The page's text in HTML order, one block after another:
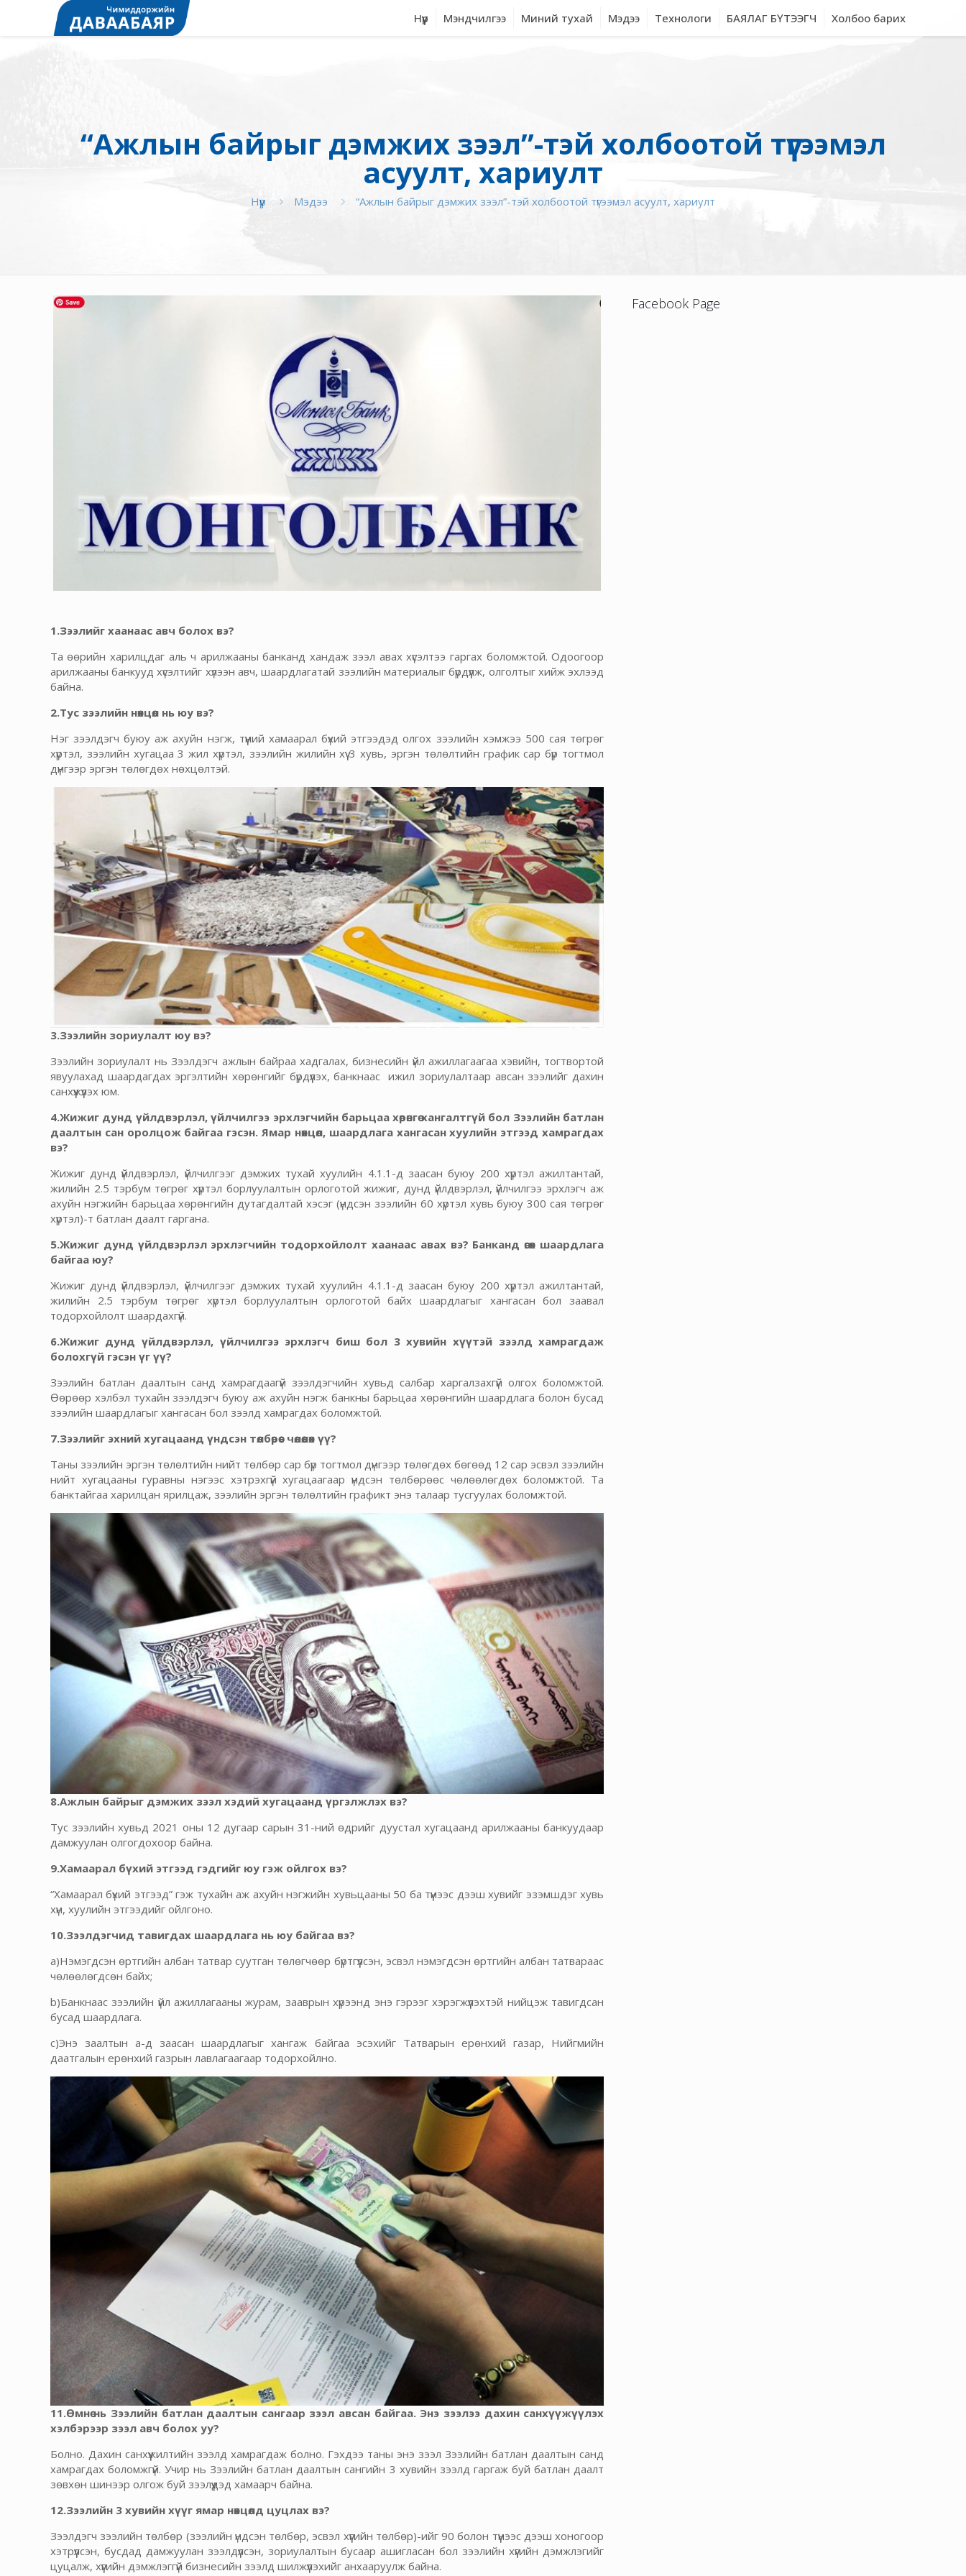
Нүүр Мэндчилгээ Миний тухай Мэдээ Технологи БАЯЛАГ БҮТЭЭГЧ Холбоо барих
“Ажлын байрыг дэмжих зээл”-тэй холбоотой түгээмэл
асуулт, хариулт
Нүүр Мэдээ “Ажлын байрыг дэмжих зээл”-тэй холбоотой түгээмэл асуулт, хариулт
1.Зээлийг хаанаас авч болох вэ?
Та өөрийн харилцдаг аль ч арилжааны банканд хандаж зээл авах хүсэлтээ гаргах боломжтой. Одоогоор
арилжааны банкууд хүсэлтийг хүлээн авч, шаардлагатай зээлийн материалыг бүрдүүлж, олголтыг хийж эхлээд
байна.
2.Тус зээлийн нөхцөл нь юу вэ?
Нэг зээлдэгч буюу аж ахуйн нэгж, түүний хамаарал бүхий этгээдэд олгох зээлийн хэмжээ 500 сая төгрөг
хүртэл, зээлийн хугацаа 3 жил хүртэл, зээлийн жилийн хүү 3 хувь, эргэн төлөлтийн график сар бүр тогтмол
дүнгээр эргэн төлөгдөх нөхцөлтэй.
3.Зээлийн зориулалт юу вэ?
Зээлийн зориулалт нь Зээлдэгч ажлын байраа хадгалах, бизнесийн үйл ажиллагаагаа хэвийн, тогтвортой
явуулахад шаардагдах эргэлтийн хөрөнгийг бүрдүүлэх, банкнаас ижил зориулалтаар авсан зээлийг дахин
санхүүжүүлэх юм.
4.Жижиг дунд үйлдвэрлэл, үйлчилгээ эрхлэгчийн барьцаа хөрөнгө хангалтгүй бол Зээлийн батлан
даалтын сан оролцож байгаа гэсэн. Ямар нөхцөл, шаардлага хангасан хуулийн этгээд хамрагдах
вэ?
Жижиг дунд үйлдвэрлэл, үйлчилгээг дэмжих тухай хуулийн 4.1.1-д заасан буюу 200 хүртэл ажилтантай,
жилийн 2.5 тэрбум төгрөг хүртэл борлуулалтын орлоготой жижиг, дунд үйлдвэрлэл, үйлчилгээ эрхлэгч аж
ахуйн нэгжийн барьцаа хөрөнгийн дутагдалтай хэсэг (үндсэн зээлийн 60 хүртэл хувь буюу 300 сая төгрөг
хүртэл)-т батлан даалт гаргана.
5.Жижиг дунд үйлдвэрлэл эрхлэгчийн тодорхойлолт хаанаас авах вэ? Банканд өгөх шаардлага
байгаа юу?
Жижиг дунд үйлдвэрлэл, үйлчилгээг дэмжих тухай хуулийн 4.1.1-д заасан буюу 200 хүртэл ажилтантай,
жилийн 2.5 тэрбум төгрөг хүртэл борлуулалтын орлоготой байх шаардлагыг хангасан бол заавал
тодорхойлолт шаардахгүй.
6.Жижиг дунд үйлдвэрлэл, үйлчилгээ эрхлэгч биш бол 3 хувийн хүүтэй зээлд хамрагдаж
болохгүй гэсэн үг үү?
Зээлийн батлан даалтын санд хамрагдаагүй зээлдэгчийн хувьд салбар харгалзахгүй олгох боломжтой.
Өөрөөр хэлбэл тухайн зээлдэгч буюу аж ахуйн нэгж банкны барьцаа хөрөнгийн шаардлага болон бусад
зээлийн шаардлагыг хангасан бол зээлд хамрагдах боломжтой.
7.Зээлийг эхний хугацаанд үндсэн төлбөрөөс чөлөөлөх үү?
Таны зээлийн эргэн төлөлтийн нийт төлбөр сар бүр тогтмол дүнгээр төлөгдөх бөгөөд 12 сар эсвэл зээлийн
нийт хугацааны гуравны нэгээс хэтрэхгүй хугацаагаар үндсэн төлбөрөөс чөлөөлөгдөх боломжтой. Та
банктайгаа харилцан ярилцаж, зээлийн эргэн төлөлтийн графикт энэ талаар тусгуулах боломжтой.
8.Ажлын байрыг дэмжих зээл хэдий хугацаанд үргэлжлэх вэ?
Тус зээлийн хувьд 2021 оны 12 дугаар сарын 31-ний өдрийг дуустал хугацаанд арилжааны банкуудаар
дамжуулан олгогдохоор байна.
9.Хамаарал бүхий этгээд гэдгийг юу гэж ойлгох вэ?
“Хамаарал бүхий этгээд” гэж тухайн аж ахуйн нэгжийн хувьцааны 50 ба түүнээс дээш хувийг эзэмшдэг хувь
хүн, хуулийн этгээдийг ойлгоно.
10.Зээлдэгчид тавигдах шаардлага нь юу байгаа вэ?
a)Нэмэгдсэн өртгийн албан татвар суутган төлөгчөөр бүртгүүлсэн, эсвэл нэмэгдсэн өртгийн албан татвараас
чөлөөлөгдсөн байх;
b)Банкнаас зээлийн үйл ажиллагааны журам, зааврын хүрээнд энэ гэрээг хэрэгжүүлэхтэй нийцэж тавигдсан
бусад шаардлага.
c)Энэ заалтын а-д заасан шаардлагыг хангаж байгаа эсэхийг Татварын ерөнхий газар, Нийгмийн
даатгалын ерөнхий газрын лавлагаагаар тодорхойлно.
11.Өмнө нь Зээлийн батлан даалтын сангаар зээл авсан байгаа. Энэ зээлээ дахин санхүүжүүлэх
хэлбэрээр зээл авч болох уу?
Болно. Дахин санхүүжилтийн зээлд хамрагдаж болно. Гэхдээ таны энэ зээл Зээлийн батлан даалтын санд
хамрагдах боломжгүй. Учир нь Зээлийн батлан даалтын сангийн 3 хувийн зээлд гаргаж буй батлан даалт
зөвхөн шинээр олгож буй зээлүүдэд хамаарч байна.
12.Зээлийн 3 хувийн хүүг ямар нөхцөлд цуцлах вэ?
Зээлдэгч зээлийн төлбөр (зээлийн үндсэн төлбөр, эсвэл хүүгийн төлбөр)-ийг 90 болон түүнээс дээш хоногоор
хэтрүүлсэн, бусдад дамжуулан зээлдүүлсэн, зориулалтын бусаар ашигласан бол зээлийн хүүгийн дэмжлэгийг
цуцалж, хүүгийн дэмжлэггүй бизнесийн зээлд шилжүүлэхийг анхааруулж байна.
Facebook Page